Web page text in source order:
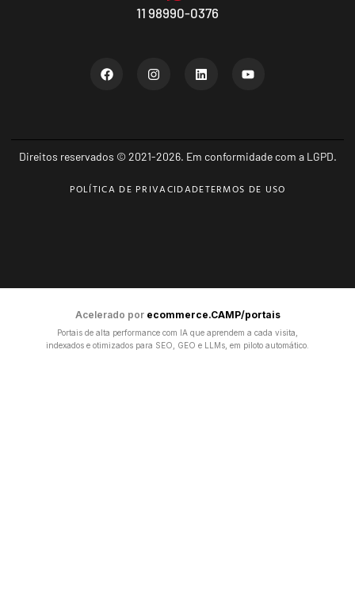
11 98990-0376
Direitos reservados © 2021-2026. Em conformidade com a LGPD.
POLÍTICA DE PRIVACIDADETERMOS DE USO
Acelerado por ecommerce.CAMP/portais
Portais de alta performance com IA que aprendem a cada visita,
indexados e otimizados para SEO, GEO e LLMs, em piloto automático.